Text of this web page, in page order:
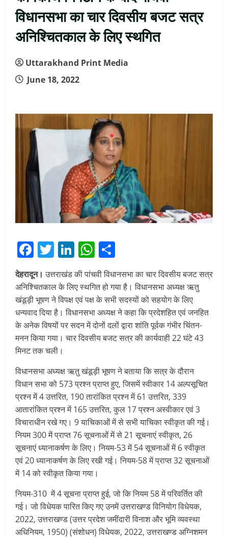
विधानसभा का चार दिवसीय बजट सत्र
अनिश्चितकाल के लिए स्थगित
Uttarakhand Print Media
June 18, 2022
Facebook
Twitter
LinkedIn
WhatsApp
देहरादून। उत्तराखंड की पांचवी विधानसभा का चार दिवसीय बजट सत्र
अनिश्चितकाल के लिए स्थगित हो गया है। विधानसभा अध्यक्ष ऋतु
खंडूड़ी भूषण ने विपक्ष एवं पक्ष के सभी सदस्यों को सहयोग के लिए
धन्यवाद दिया है। विधानसभा अध्यक्ष ने कहा कि प्रदेशहित एवं जनहित
के अनेक विषयों पर सदन में दोनों दलों द्वारा शांति पूर्वक गंभीर चिंतन-
मनन किया गया। चार दिवसीय बजट सत्र की कार्यवाही 22 घंटे 43
मिनट तक चली।
विधानसभा अध्यक्ष ऋतु खंडूड़ी भूषण ने बताया कि सत्र के दौरान
विधान सभा को 573 प्रश्न प्राप्त हुए, जिसमें स्वीकार 14 अल्पसूचित
प्रश्न में 4 उत्तरित, 190 तारांकित प्रश्न में 61 उत्तरित, 339
आतारांकित प्रश्न में 165 उत्तरित, कुल 17 प्रश्न अस्वीकार एवं 3
विचाराधीन रखे गए। 9 याचिकाओं में से सभी याचिका स्वीकृत की गई।
नियम 300 में प्राप्त 76 सूचनाओं में से 21 सूचनाएं स्वीकृत, 26
सूचनाएं ध्यानाकर्षण के लिए। नियम-53 में 54 सूचनाओं में 6 स्वीकृत
एवं 20 ध्यानाकर्षण के लिए रखी गई। नियम-58 में प्राप्त 32 सूचनाओं
में 14 को स्वीकृत किया गया।
नियम-310 में 4 सूचना प्राप्त हुई, जो कि नियम 58 में परिवर्तित की
गई। जो विधेयक पारित किए गए उनमें उत्तराखण्ड विनियोग विधेयक,
2022, उत्तराखण्ड (उत्तर प्रदेश जमींदारी विनाश और भूमि व्यवस्था
अधिनियम, 1950) (संशोधन) विधेयक, 2022, उत्तराखण्ड अग्निशमन